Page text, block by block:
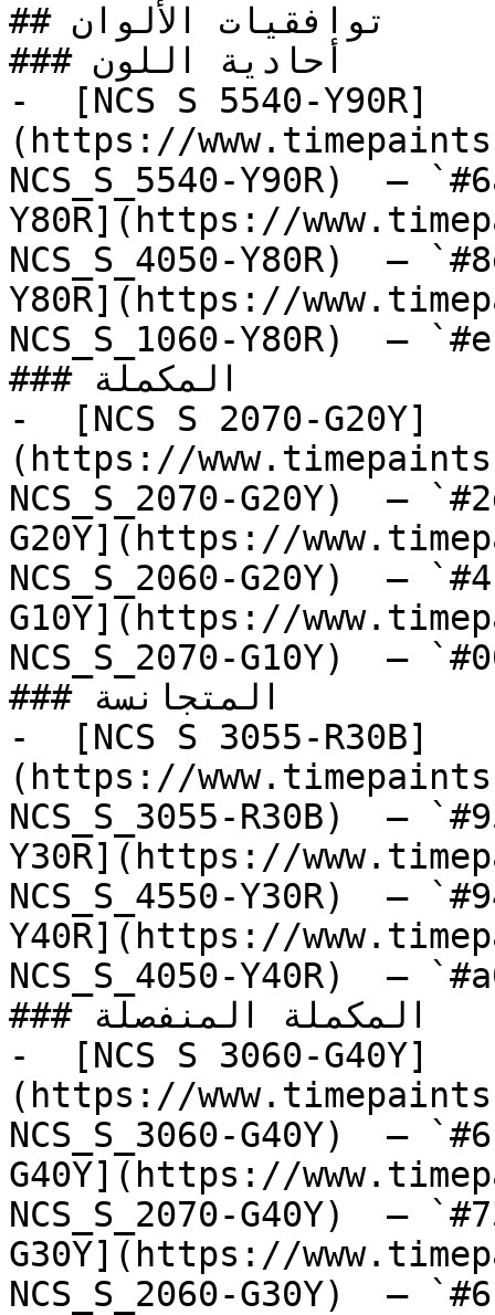
## توافقيات الألوان
### أحادية اللون
-  [NCS S 5540-Y90R]
(https://
NCS_S_5540-Y90R)  —
Y80R](https://
NCS_S_4050-Y80R)  —
Y80R](https://
NCS_S_1060-Y80R)  —
### المكملة
-  [NCS S 2070-G20Y]
(https://
NCS_S_2070-G20Y)  —
G20Y](https://
NCS_S_2060-G20Y)  —
G10Y](https://
NCS_S_2070-G10Y)  —
### المتجانسة
-  [NCS S 3055-R30B]
(https://
NCS_S_3055-R30B)  —
Y30R](https://
NCS_S_4550-Y30R)  —
Y40R](https://
NCS_S_4050-Y40R)  —
### المكملة المنفصلة
-  [NCS S 3060-G40Y]
(https://
NCS_S_3060-G40Y)  —
G40Y](https://
NCS_S_2070-G40Y)  —
G30Y](https://
NCS_S_2060-G30Y)  —